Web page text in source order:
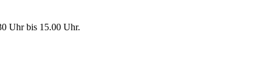
Uhr bis 15.00 Uhr.